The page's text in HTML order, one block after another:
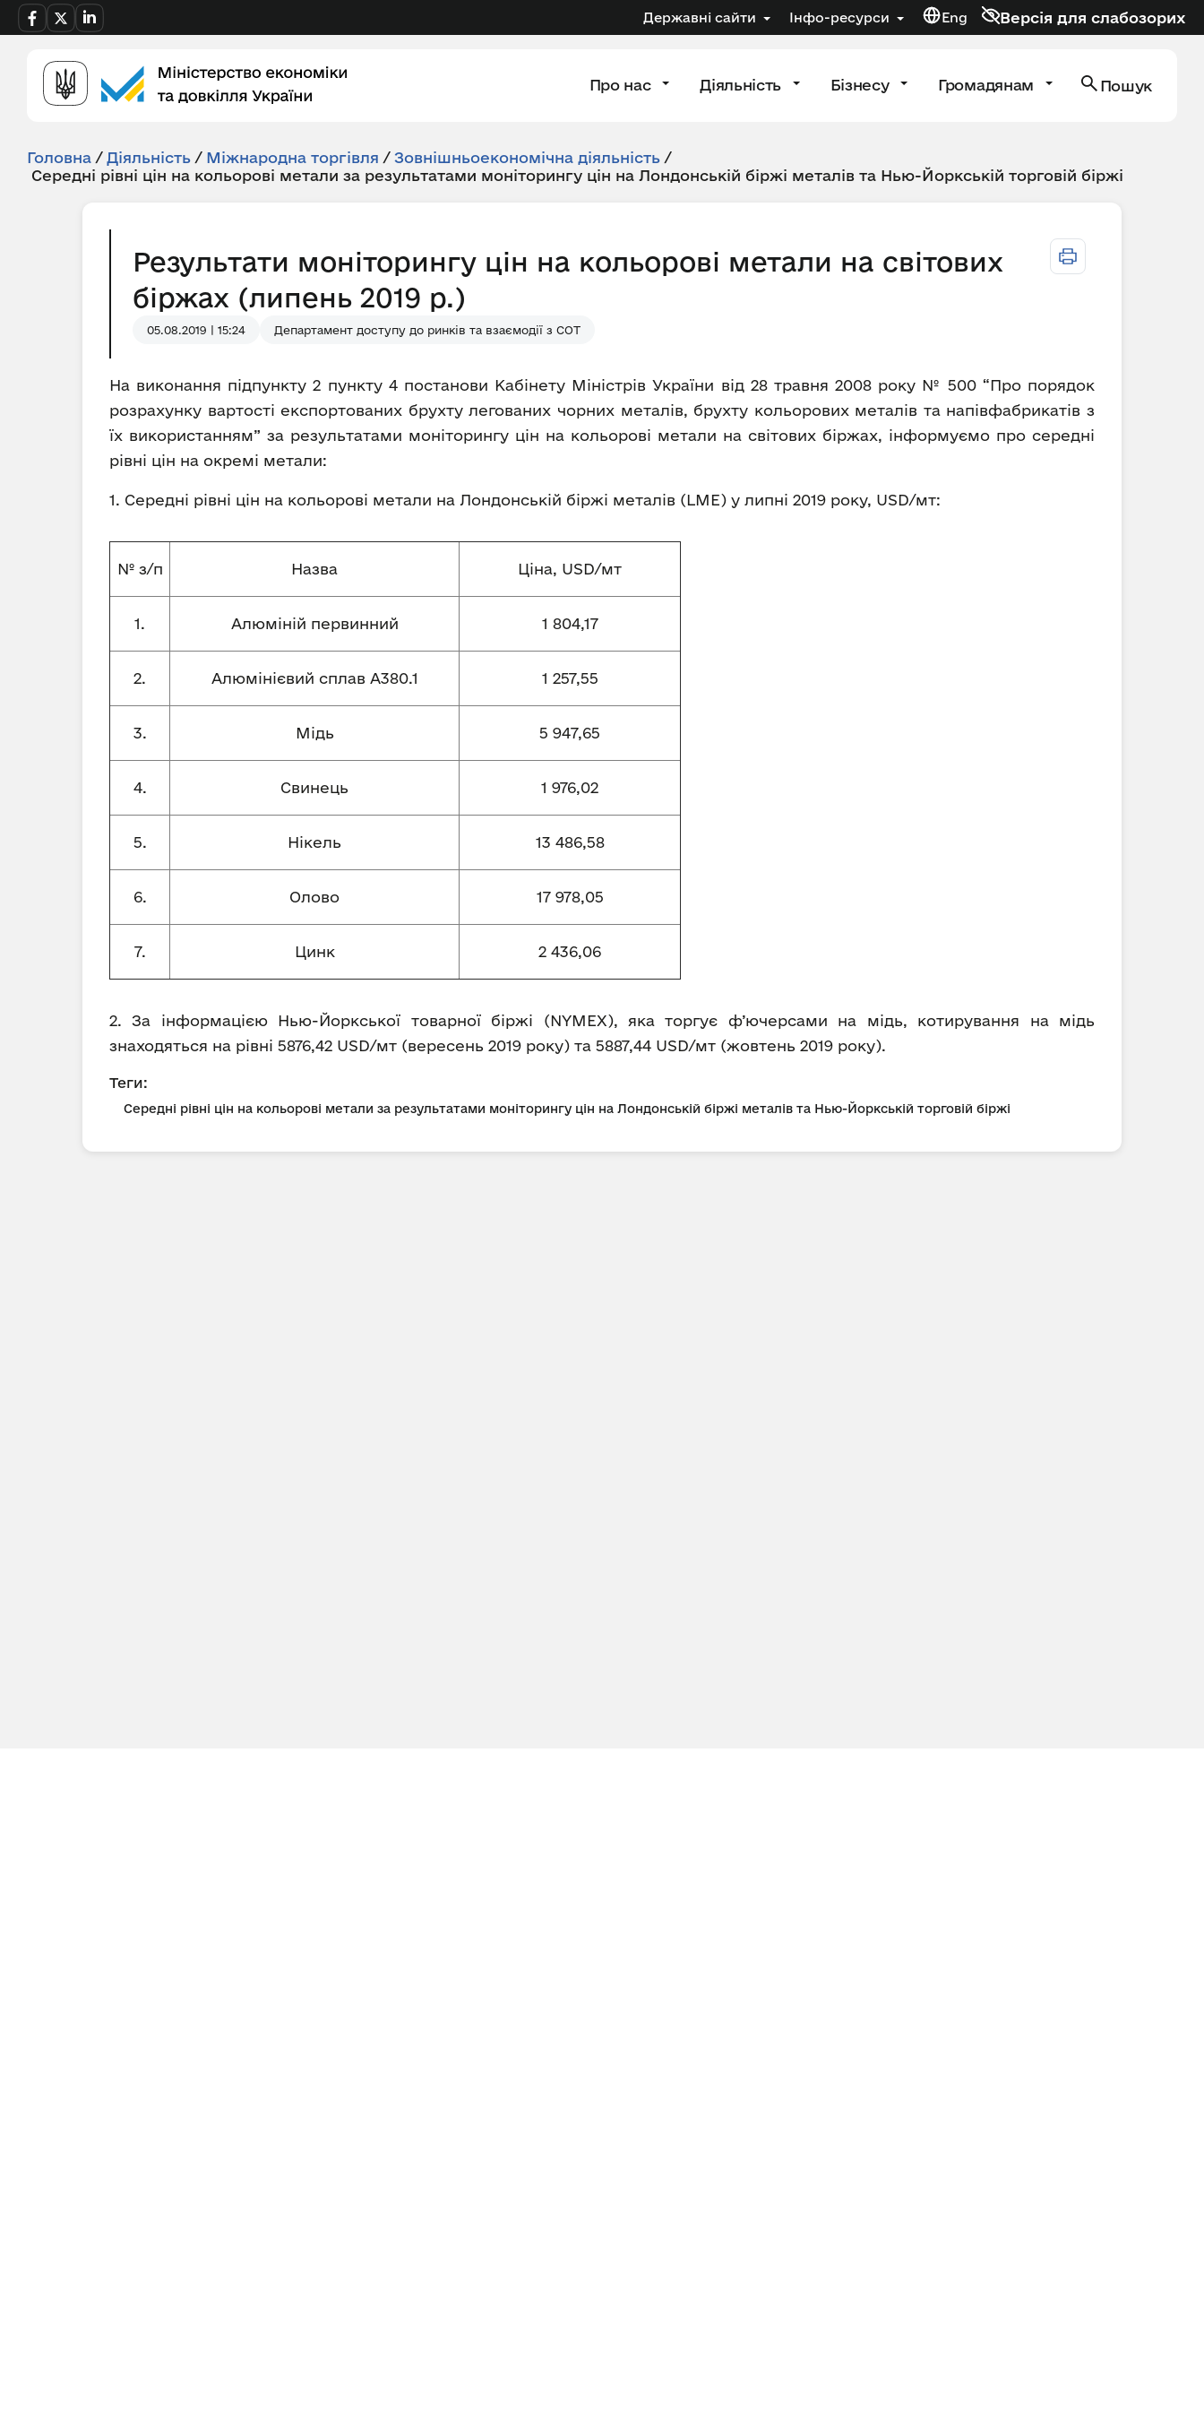
Державні сайти Інфо-ресурси Eng Версія для слабозорих
Про нас Діяльність Бізнесу Громадянам Пошук
Головна / Діяльність / Міжнародна торгівля / Зовнішньоекономічна діяльність /
Середні рівні цін на кольорові метали за результатами моніторингу цін на Лондонській біржі металів та Нью-Йоркській торговій біржі
Результати моніторингу цін на кольорові метали на світових
біржах (липень 2019 р.)
05.08.2019 | 15:24 Департамент доступу до ринків та взаємодії з СОТ
На виконання підпункту 2 пункту 4 постанови Кабінету Міністрів України від 28 травня 2008 року № 500 “Про порядок
розрахунку вартості експортованих брухту легованих чорних металів, брухту кольорових металів та напівфабрикатів з
їх використанням” за результатами моніторингу цін на кольорові метали на світових біржах, інформуємо про середні
рівні цін на окремі метали:
1. Середні рівні цін на кольорові метали на Лондонській біржі металів (LME) у липні 2019 року, USD/мт:
№ з/п Назва Ціна, USD/мт
1. Алюміній первинний 1 804,17
2. Алюмінієвий сплав А380.1 1 257,55
3. Мідь 5 947,65
4. Свинець 1 976,02
5. Нікель 13 486,58
6. Олово 17 978,05
7. Цинк 2 436,06
2. За інформацією Нью-Йоркської товарної біржі (NYMEX), яка торгує ф’ючерсами на мідь, котирування на мідь
знаходяться на рівні 5876,42 USD/мт (вересень 2019 року) та 5887,44 USD/мт (жовтень 2019 року).
Теги:
Середні рівні цін на кольорові метали за результатами моніторингу цін на Лондонській біржі металів та Нью-Йоркській торговій біржі